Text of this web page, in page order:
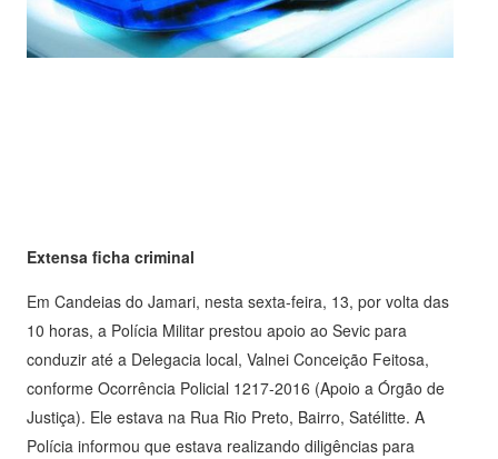
Extensa ficha criminal
Em Candeias do Jamari, nesta sexta-feira, 13, por volta das
10 horas, a Polícia Militar prestou apoio ao Sevic para
conduzir até a Delegacia local, Valnei Conceição Feitosa,
conforme Ocorrência Policial 1217-2016 (Apoio a Órgão de
Justiça). Ele estava na Rua Rio Preto, Bairro, Satélitte. A
Polícia informou que estava realizando diligências para